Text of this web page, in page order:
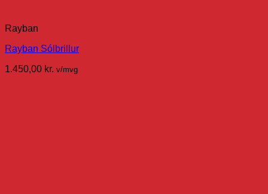
Rayban
Rayban Sólbrillur
1.450,00 kr. v/mvg